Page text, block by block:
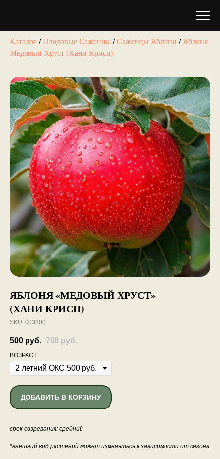
Каталог /Плодовые Саженцы /Саженцы Яблони /Яблоня
Медовый Хруст (Хани Крисп)
ЯБЛОНЯ «МЕДОВЫЙ ХРУСТ»
(ХАНИ КРИСП)
SKU: 003800
500 руб. 700 руб.
ВОЗРАСТ
ДОБАВИТЬ В КОРЗИНУ
срок созревания: средний
*внешний вид растений может изменяться в зависимости от сезона